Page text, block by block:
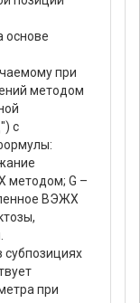
основе
при
методом
с
методом; G –
ВЭЖХ
субпозициях
при